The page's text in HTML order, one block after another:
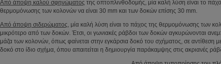
Από άποψη καλού σφηνώματος της οπτοπλινθοδομής, μία καλή λύση είναι το
θερμομόνωσης των κολονών να είναι 30 mm και των δοκών επίσης 30 mm.
Από άποψη σιδερώματος, μία καλή λύση είναι το πάχος της θερμομόνωσης των
μικρότερο από των δοκών. Έτσι, οι γωνιακές ράβδοι των δοκών αγκυρώνονται
μάζα των κολονών, όπως φαίνεται στην εγκάρσια δοκό του σχήματος, σε αντίθεση με
δοκό στο ίδιο σχήμα, όπου απαιτείται η δημιουργία παράκαμψης στις ακριανές